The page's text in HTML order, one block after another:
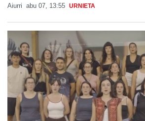
Aiurri abu 07, 13:55 URNIETA